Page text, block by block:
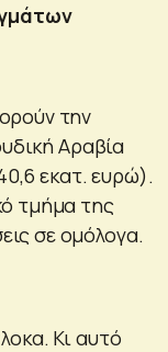
την
Αραβία
εκατ. ευρώ).
τμήμα της
σε ομόλογα.
Κι αυτό